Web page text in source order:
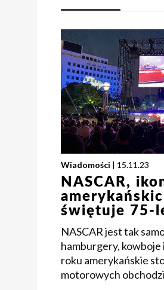
Wiadomości | 15.11.23
NASCAR,
świętuje 75-
NASCAR jest tak
hamburgery,
roku amerykańskie
motorowych